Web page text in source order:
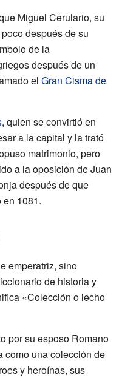
Miguel Cerulario, su
después de su
de la
después de un
el Gran Cisma de
, quien se convirtió en
a la capital y la trató
matrimonio, pero
a la oposición de Juan
después de que
en 1081.
emperatriz, sino
de historia y
«Colección o lecho
por su esposo Romano
como una colección de
y heroínas, sus